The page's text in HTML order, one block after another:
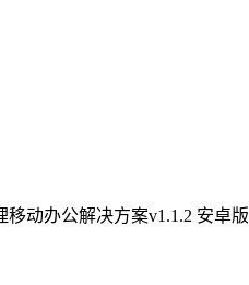
移动办公解决方案v1.1.2 安卓版